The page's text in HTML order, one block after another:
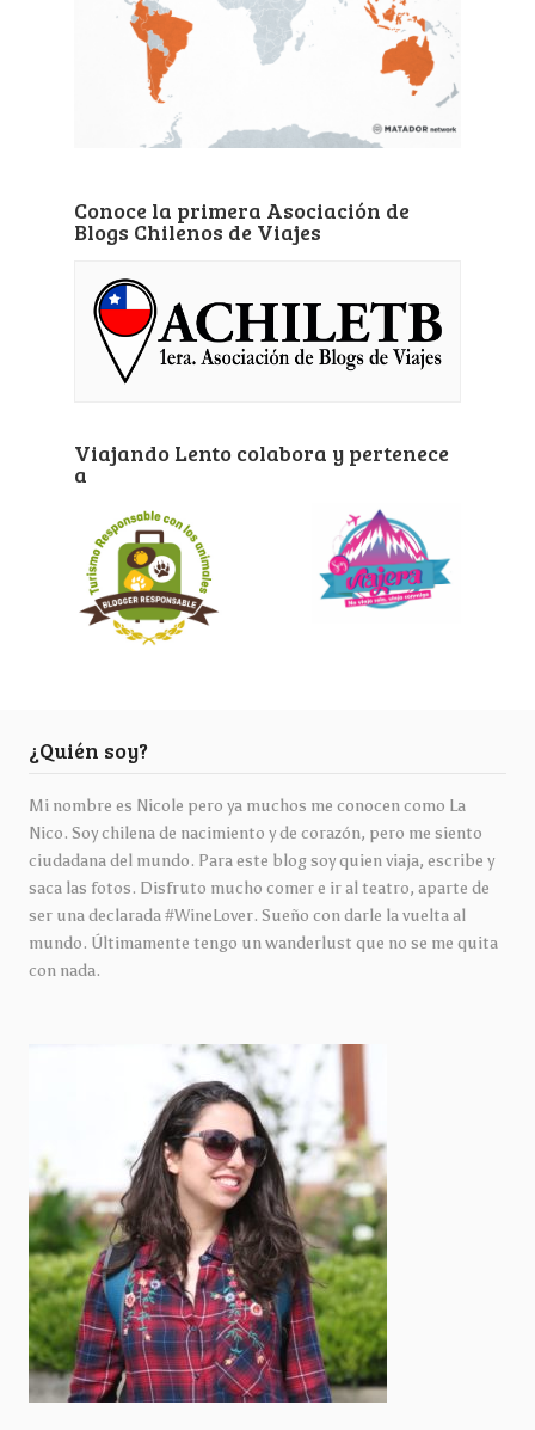
Conoce la primera Asociación de
Blogs Chilenos de Viajes
Viajando Lento colabora y pertenece
a
¿Quién soy?
Mi nombre es Nicole pero ya muchos me conocen como La
Nico. Soy chilena de nacimiento y de corazón, pero me siento
ciudadana del mundo. Para este blog soy quien viaja, escribe y
saca las fotos. Disfruto mucho comer e ir al teatro, aparte de
ser una declarada #WineLover. Sueño con darle la vuelta al
mundo. Últimamente tengo un wanderlust que no se me quita
con nada.